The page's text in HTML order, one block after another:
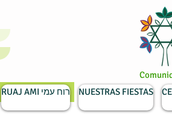
RUAJ AMI רוח עמי NUESTRAS FIESTAS